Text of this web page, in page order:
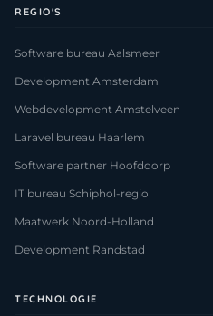
REGIO'S
Software bureau Aalsmeer
Development Amsterdam
Webdevelopment Amstelveen
Laravel bureau Haarlem
Software partner Hoofddorp
IT bureau Schiphol-regio
Maatwerk Noord-Holland
Development Randstad
TECHNOLOGIE